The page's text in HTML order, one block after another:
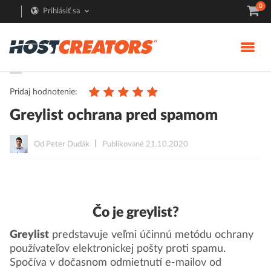
Prihlásiť sa
0
Pridaj hodnotenie:
Greylist ochrana pred spamom
Od Peter Dudák Publikované 21.10.2020
Čo je greylist?
Greylist predstavuje veľmi účinnú metódu ochrany
používateľov elektronickej pošty proti spamu.
Spočíva v dočasnom odmietnutí e-mailov od